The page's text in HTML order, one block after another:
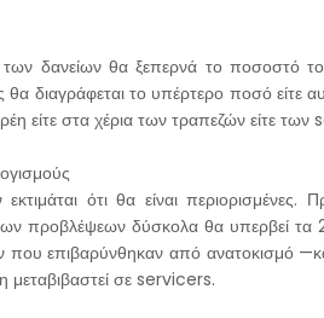
των δανείων θα ξεπερνά το ποσοστό
διαγράφεται το υπέρτερο ποσό είτε
είτε στα χέρια των τραπεζών είτε
ότι θα είναι περιορισμένες.
προβλέψεων δύσκολα θα υπερβεί τα
που επιβαρύνθηκαν από ανατοκισμό
μεταβιβαστεί σε servicers.